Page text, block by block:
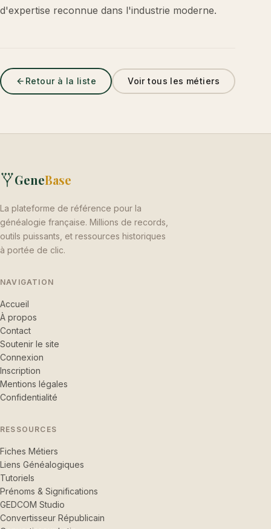
d'expertise reconnue dans l'industrie moderne.
Retour à la liste Voir tous les métiers
GeneBase
La plateforme de référence pour la
généalogie française. Millions de records,
outils puissants, et ressources historiques
à portée de clic.
NAVIGATION
Accueil
À propos
Contact
Soutenir le site
Connexion
Inscription
Mentions légales
Confidentialité
RESSOURCES
Fiches Métiers
Liens Généalogiques
Tutoriels
Prénoms & Significations
GEDCOM Studio
Convertisseur Républicain